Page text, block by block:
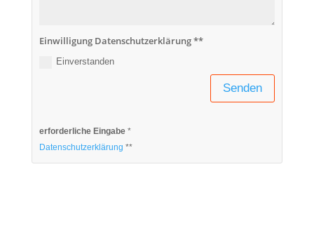
Einwilligung Datenschutzerklärung **
Einverstanden
Senden
erforderliche Eingabe*
Datenschutzerklärung **